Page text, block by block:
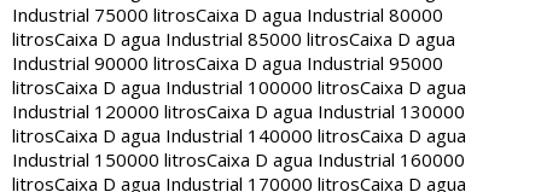
Industrial 75000 litrosCaixa D agua Industrial 80000
litrosCaixa D agua Industrial 85000 litrosCaixa D agua
Industrial 90000 litrosCaixa D agua Industrial 95000
litrosCaixa D agua Industrial 100000 litrosCaixa D agua
Industrial 120000 litrosCaixa D agua Industrial 130000
litrosCaixa D agua Industrial 140000 litrosCaixa D agua
Industrial 150000 litrosCaixa D agua Industrial 160000
litrosCaixa D agua Industrial 170000 litrosCaixa D agua